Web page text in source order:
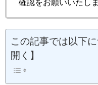
確認をお願いいたしま
この記事では以下
開く】